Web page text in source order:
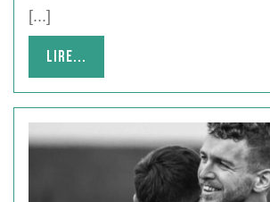
[...]
Lire...